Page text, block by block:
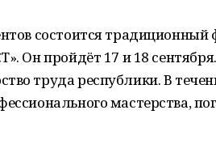
состоится традиционный
Он пройдёт 17 и 18 сентября.
труда республики. В
мастерства,